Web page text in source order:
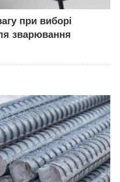
при виборі
зварювання